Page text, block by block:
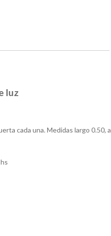
luz
cada una. Medidas largo 0.50,